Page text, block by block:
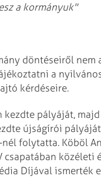
a kormányuk"
döntéseiről
a
kérdéseire.
kezdte pályáját,
újságírói
nél folytatta. Köböl
csapatában
Díjával ismerték